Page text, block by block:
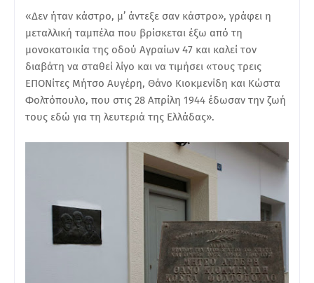
«Δεν ήταν κάστρο, μ’ άντεξε σαν κάστρο», γράφει η
μεταλλική ταμπέλα που βρίσκεται έξω από τη
μονοκατοικία της οδού Αγραίων 47 και καλεί τον
διαβάτη να σταθεί λίγο και να τιμήσει «τους τρεις
ΕΠΟΝίτες Μήτσο Αυγέρη, Θάνο Κιοκμενίδη και Κώστα
Φολτόπουλο, που στις 28 Απρίλη 1944 έδωσαν την ζωή
τους εδώ για τη λευτεριά της Ελλάδας».